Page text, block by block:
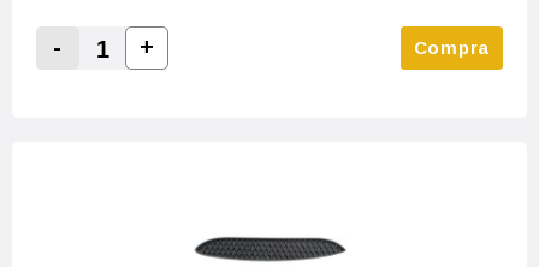
Decrease Quantity:
-
Increase Quantity:
+ Compra